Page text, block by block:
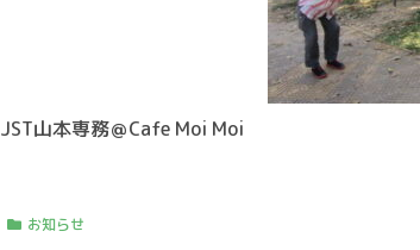
JST山本専務＠Cafe Moi Moi
お知らせ